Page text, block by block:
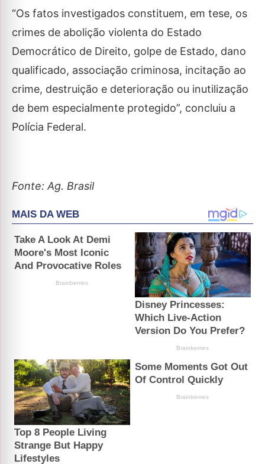
“Os fatos investigados constituem, em tese, os
crimes de abolição violenta do Estado
Democrático de Direito, golpe de Estado, dano
qualificado, associação criminosa, incitação ao
crime, destruição e deterioração ou inutilização
de bem especialmente protegido”, concluiu a
Polícia Federal.
Fonte: Ag. Brasil